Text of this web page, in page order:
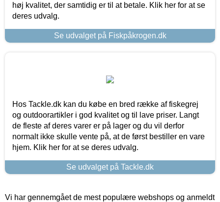
høj kvalitet, der samtidig er til at betale. Klik her for at se
deres udvalg.
Se udvalget på Fiskpåkrogen.dk
Hos Tackle.dk kan du købe en bred række af fiskegrej
og outdoorartikler i god kvalitet og til lave priser. Langt
de fleste af deres varer er på lager og du vil derfor
normalt ikke skulle vente på, at de først bestiller en vare
hjem. Klik her for at se deres udvalg.
Se udvalget på Tackle.dk
Vi har gennemgået de mest populære webshops og anmeldt